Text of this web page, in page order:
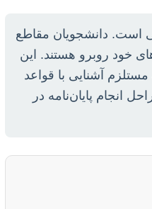
است. دانشجویان مقاطع
خود روبرو هستند. این
آشنایی با قواعد
انجام پایان‌نامه در